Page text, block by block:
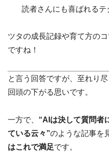
読者さんにも喜ばれるテ
ツタの成長記録や育て方の
ですね！
と言う回答ですが、至れり
回頭の下がる思いです。
一方で、 “AIは決して質問者
ている云々”のような記事を
はこれで満足です。